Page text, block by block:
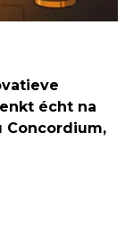
écht na
Concordium,